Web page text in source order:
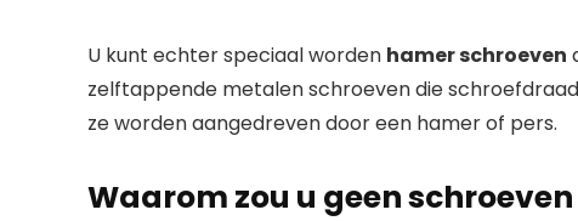
U kunt echter speciaal worden hamer schroeven
zelftappende metalen schroeven die
ze worden aangedreven door een hamer of pers.
Waarom zou u geen